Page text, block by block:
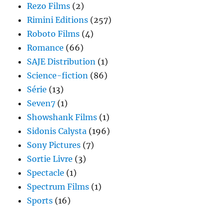
Rezo Films (2)
Rimini Editions (257)
Roboto Films (4)
Romance (66)
SAJE Distribution (1)
Science-fiction (86)
Série (13)
Seven7 (1)
Showshank Films (1)
Sidonis Calysta (196)
Sony Pictures (7)
Sortie Livre (3)
Spectacle (1)
Spectrum Films (1)
Sports (16)